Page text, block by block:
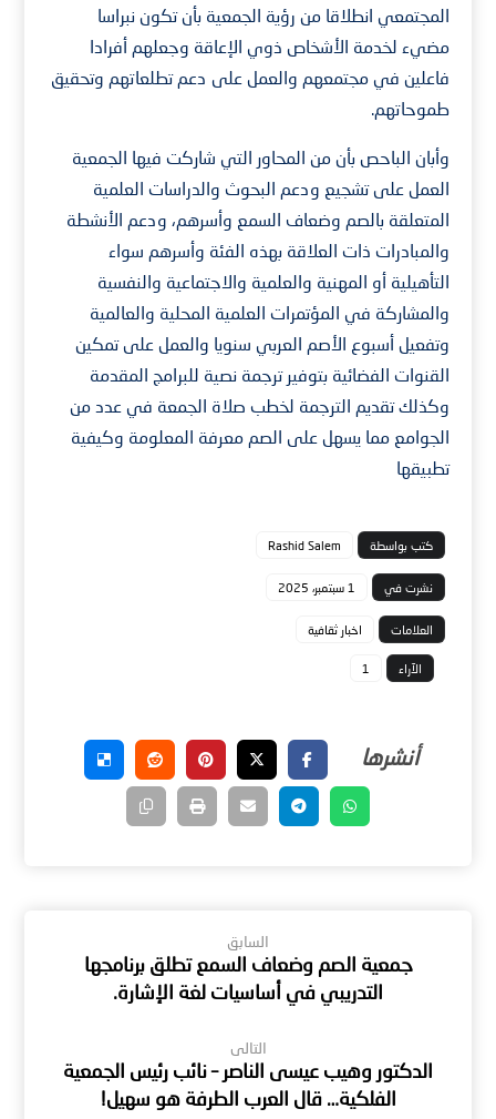
المجتمعي انطلاقا من رؤية الجمعية بأن تكون نبراسا
مضيء لخدمة الأشخاص ذوي الإعاقة وجعلهم أفرادا
فاعلين في مجتمعهم والعمل على دعم تطلعاتهم وتحقيق
طموحاتهم.
وأبان الباحص بأن من المحاور التي شاركت فيها الجمعية
العمل على تشجيع ودعم البحوث والدراسات العلمية
المتعلقة بالصم وضعاف السمع وأسرهم، ودعم الأنشطة
والمبادرات ذات العلاقة بهذه الفئة وأسرهم سواء
التأهيلية أو المهنية والعلمية والاجتماعية والنفسية
والمشاركة في المؤتمرات العلمية المحلية والعالمية
وتفعيل أسبوع الأصم العربي سنويا والعمل على تمكين
القنوات الفضائية بتوفير ترجمة نصية للبرامج المقدمة
وكذلك تقديم الترجمة لخطب صلاة الجمعة في عدد من
الجوامع مما يسهل على الصم معرفة المعلومة وكيفية
تطبيقها
كتب بواسطة Rashid Salem
نشرت في 1 سبتمبر، 2025
العلامات اخبار ثقافية
الآراء 1
السابق
جمعية الصم وضعاف السمع تطلق برنامجها
التدريبي في أساسيات لغة الإشارة.
التالى
الدكتور وهيب عيسى الناصر – نائب رئيس الجمعية
الفلكية… قال العرب الطرفة هو سهيل!